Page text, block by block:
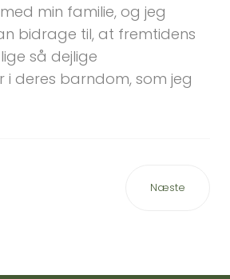
min familie, og jeg
bidrage til, at fremtidens
så dejlige
i deres barndom, som jeg
Næste